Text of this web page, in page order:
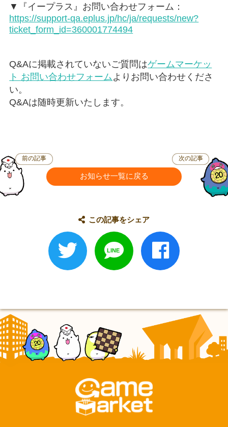
▼『イープラス』お問い合わせフォーム：
https://support-qa.eplus.jp/hc/ja/requests/new?
ticket_form_id=360001774494
Q&Aに掲載されていないご質問はゲームマーケッ
ト お問い合わせフォームよりお問い合わせくださ
い。
Q&Aは随時更新いたします。
前の記事
お知らせ一覧に戻る
次の記事
この記事をシェア